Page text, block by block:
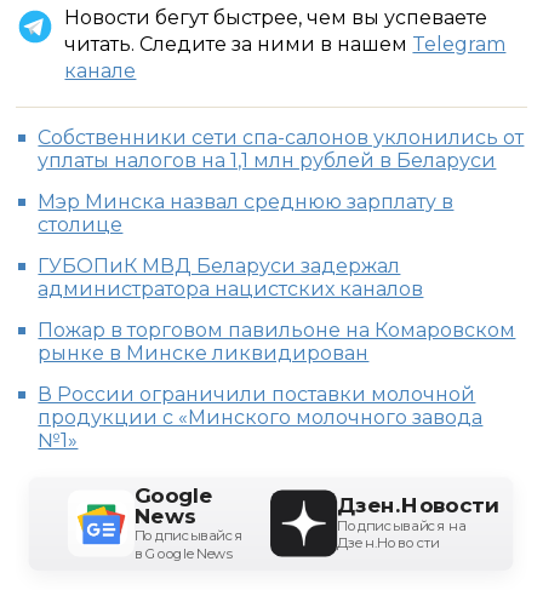
Новости бегут быстрее, чем вы успеваете
читать. Следите за ними в нашем Telegram
канале
Собственники сети спа-салонов уклонились от
уплаты налогов на 1,1 млн рублей в Беларуси
Мэр Минска назвал среднюю зарплату в
столице
ГУБОПиК МВД Беларуси задержал
администратора нацистских каналов
Пожар в торговом павильоне на Комаровском
рынке в Минске ликвидирован
В России ограничили поставки молочной
продукции с «Минского молочного завода
№1»
Google
News
Подписывайся
в Google News
Дзен.Новости
Подписывайся на
Дзен.Новости